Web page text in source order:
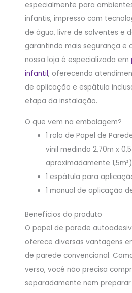
especialmente para
infantis, impresso com
de água, livre de solventes e
garantindo mais segurança e
nossa loja é especializada em
infantil, oferecendo
de aplicação e espátula
etapa da instalação.
O que vem na embalagem?
1 rolo de Papel de
vinil medindo 2,70m x
aproximadamente 1,5m²)
1 espátula para
1 manual de aplicação
Benefícios do produto
O papel de parede
oferece diversas vantagens
de parede convencional.
verso, você não precisa
separadamente nem